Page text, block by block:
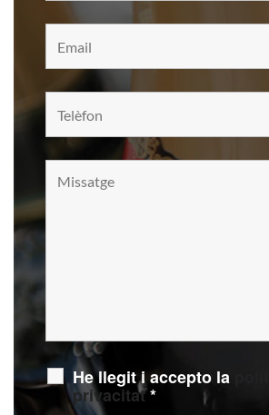
He llegit i accepto la
privacitat*